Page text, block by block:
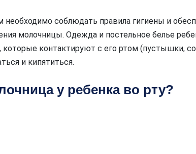
необходимо соблюдать правила гигиены и
молочницы. Одежда и постельное белье
контактируют с его ртом (пустышки,
и кипятиться.
у ребенка во рту?